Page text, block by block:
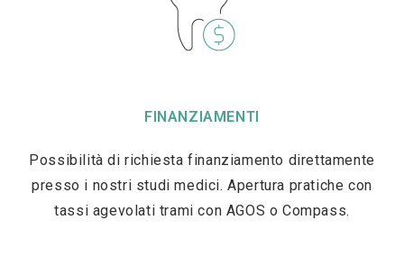
FINANZIAMENTI
Possibilità di richiesta finanziamento direttamente
presso i nostri studi medici. Apertura pratiche con
tassi agevolati trami con AGOS o Compass.